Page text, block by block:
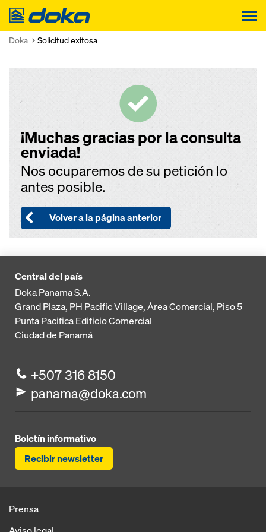
Doka
Doka Solicitud exitosa
¡Muchas gracias por la consulta
enviada!
Nos ocuparemos de su petición lo
antes posible.
Volver a la página anterior
Central del país
Doka Panama S.A.
Grand Plaza, PH Pacific Village, Área Comercial, Piso 5
Punta PacificaEdificio Comercial
Ciudad de Panamá
+507 316 8150
panama@doka.com
Boletín informativo
Recibir newsletter
Prensa